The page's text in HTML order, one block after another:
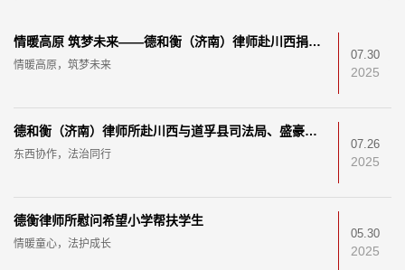
情暖高原 筑梦未来——德和衡（济南）律师赴川西捐资助学
情暖高原，筑梦未来
07.30
2025
德和衡（济南）律师所赴川西与道孚县司法局、盛豪律所开展东西部协作公益法律服务共建活动
东西协作，法治同行
07.26
2025
德衡律师所慰问希望小学帮扶学生
情暖童心，法护成长
05.30
2025